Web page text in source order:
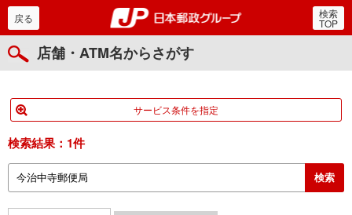
郵便局・日本郵政グルー
戻る 検索
TOP
店舗・ATM名からさがす
サービス条件を指定
検索結果： 1件